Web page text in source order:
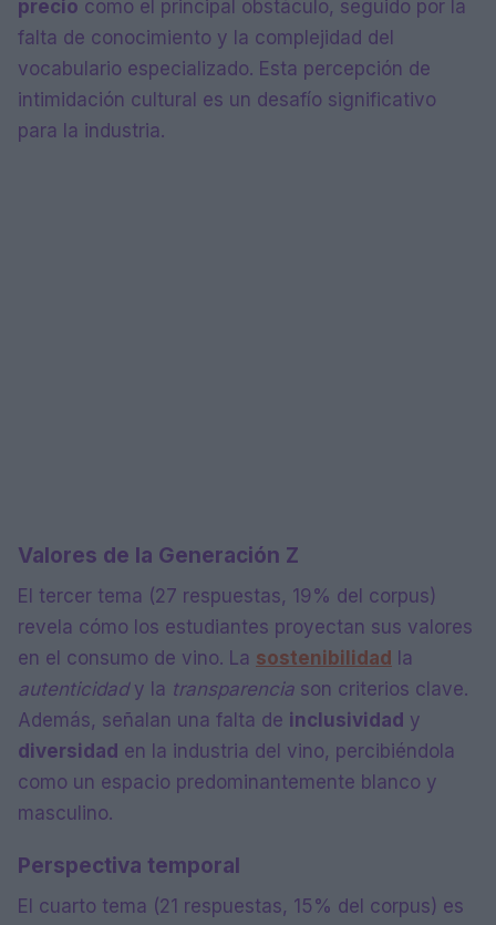
precio como el principal obstáculo, seguido por la
falta de conocimiento y la complejidad del
vocabulario especializado. Esta percepción de
intimidación cultural es un desafío significativo
para la industria.
Valores de la Generación Z
El tercer tema (27 respuestas, 19% del corpus)
revela cómo los estudiantes proyectan sus valores
en el consumo de vino. La sostenibilidad
la
autenticidady la transparencia son criterios clave.
Además, señalan una falta de inclusividad y
diversidad en la industria del vino, percibiéndola
como un espacio predominantemente blanco y
masculino.
Perspectiva temporal
El cuarto tema (21 respuestas, 15% del corpus) es